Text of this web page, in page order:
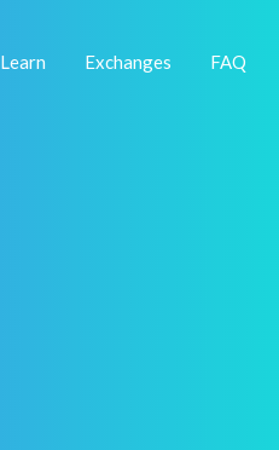
Learn Exchanges FAQ